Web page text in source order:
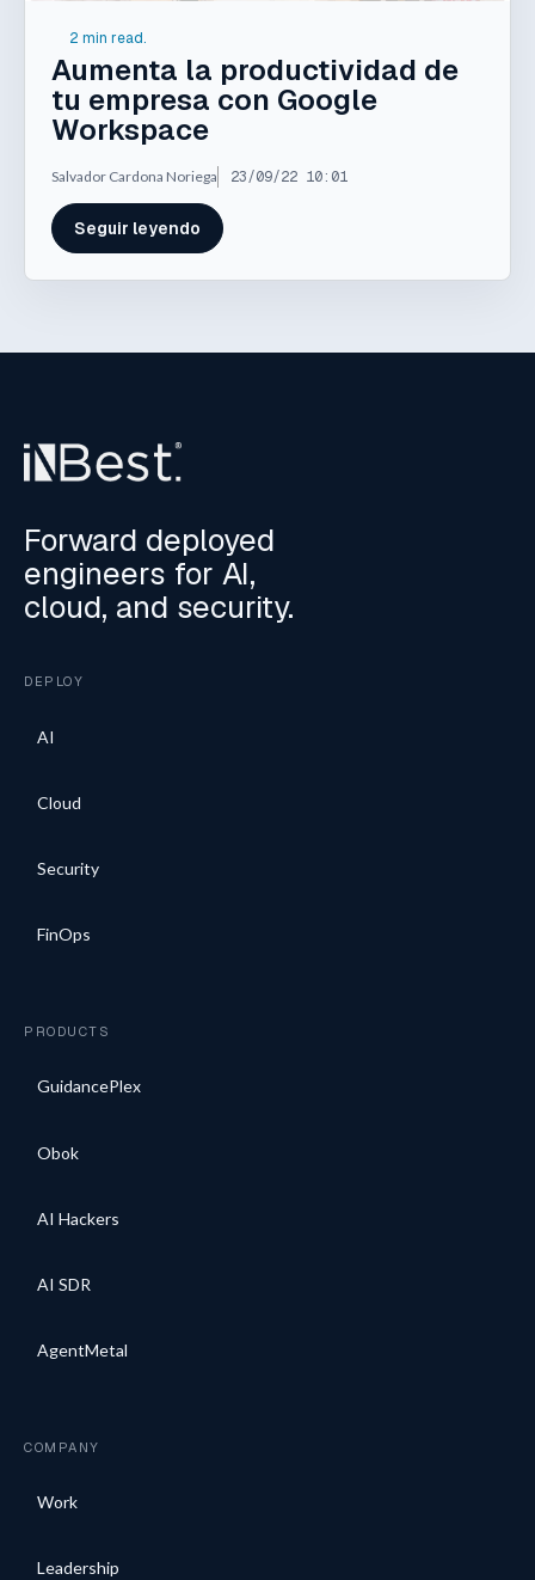
2 min read.
Aumenta la productividad de
tu empresa con Google
Workspace
Salvador Cardona Noriega 23/09/22 10:01
Seguir leyendo
Forward deployed
engineers for AI,
cloud, and security.
DEPLOY
AI
Cloud
Security
FinOps
PRODUCTS
GuidancePlex
Obok
AI Hackers
AI SDR
AgentMetal
COMPANY
Work
Leadership